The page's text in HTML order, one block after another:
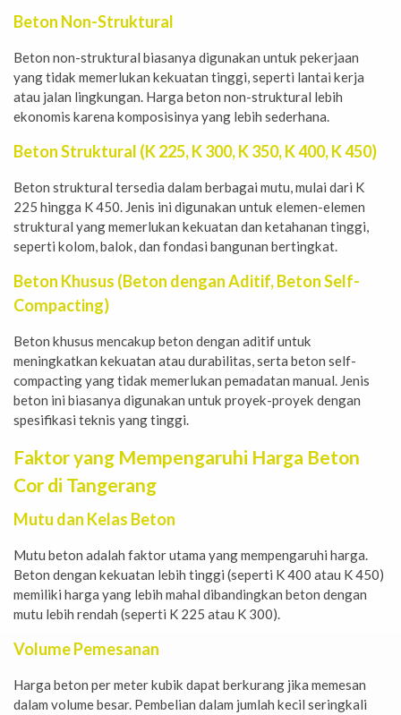
Beton Non-Struktural
Beton non-struktural biasanya digunakan untuk pekerjaan
yang tidak memerlukan kekuatan tinggi, seperti lantai kerja
atau jalan lingkungan. Harga beton non-struktural lebih
ekonomis karena komposisinya yang lebih sederhana.
Beton Struktural (K 225,K 300,K 350,K 400,K 450)
Beton struktural tersedia dalam berbagai mutu, mulai dari K
225 hingga K 450. Jenis ini digunakan untuk elemen-elemen
struktural yang memerlukan kekuatan dan ketahanan tinggi,
seperti kolom, balok, dan fondasi bangunan bertingkat.
Beton Khusus (Beton dengan Aditif, Beton Self-
Compacting)
Beton khusus mencakup beton dengan aditif untuk
meningkatkan kekuatan atau durabilitas, serta beton self-
compacting yang tidak memerlukan pemadatan manual. Jenis
beton ini biasanya digunakan untuk proyek-proyek dengan
spesifikasi teknis yang tinggi.
Faktor yang Mempengaruhi Harga Beton
Cor di Tangerang
Mutu dan Kelas Beton
Mutu beton adalah faktor utama yang mempengaruhi harga.
Beton dengan kekuatan lebih tinggi (seperti K 400 atau K 450)
memiliki harga yang lebih mahal dibandingkan beton dengan
mutu lebih rendah (seperti K 225 atau K 300).
Volume Pemesanan
Harga beton per meter kubik dapat berkurang jika memesan
dalam volume besar. Pembelian dalam jumlah kecil seringkali